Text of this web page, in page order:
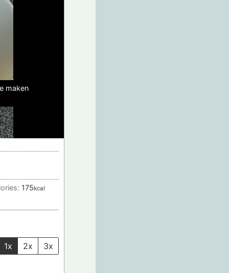
maken
175kcal
1x 2x 3x